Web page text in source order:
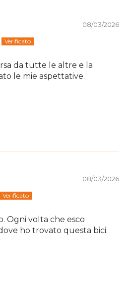
08/03/2026
da tutte le altre e la
le mie aspettative.
08/03/2026
Ogni volta che esco
ho trovato questa bici.